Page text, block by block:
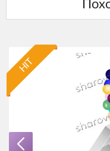
HIT